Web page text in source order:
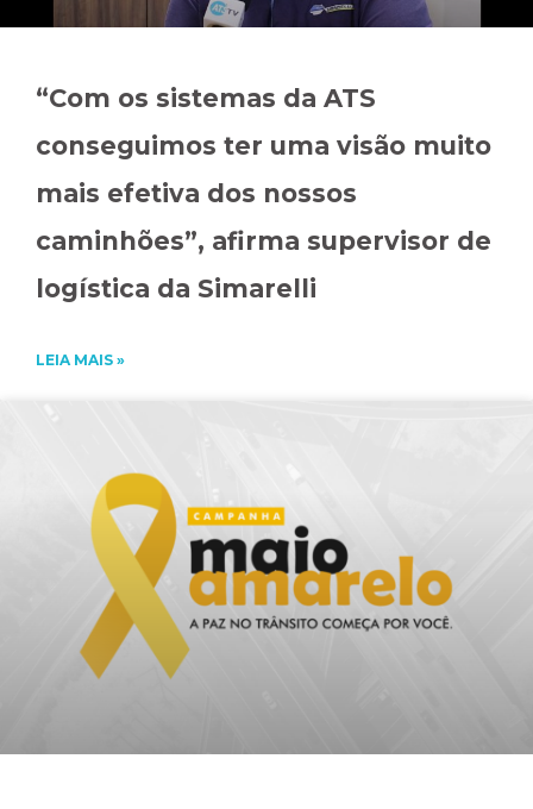
“Com os sistemas da ATS
conseguimos ter uma visão muito
mais efetiva dos nossos
caminhões”, afirma supervisor de
logística da Simarelli
LEIA MAIS »